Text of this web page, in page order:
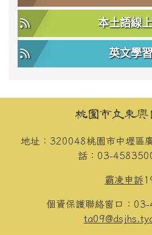
本土語線
英文學
頁尾區域內容桃園市立東興
地址：320048桃園市中壢區
話：03-
霸凌申訴
個資保護聯絡窗口：